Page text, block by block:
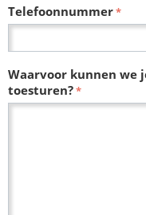
Telefoonnummer
Waarvoor kunnen
toesturen?